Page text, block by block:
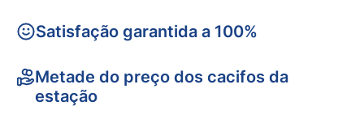
Satisfação garantida a 100%
Metade do preço dos cacifos da
estação